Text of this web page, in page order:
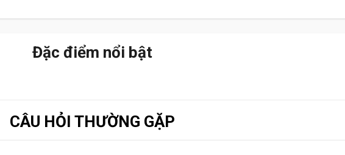
Đặc điểm nổi bật
CÂU HỎI THƯỜNG GẶP